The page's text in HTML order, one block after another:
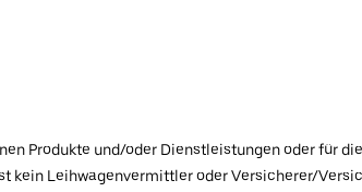
Produkte und/oder Dienstleistungen oder für
kein Leihwagenvermittler oder Versicherer/